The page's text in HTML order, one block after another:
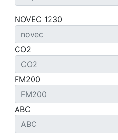
NOVEC 1230
CO2
FM200
ABC